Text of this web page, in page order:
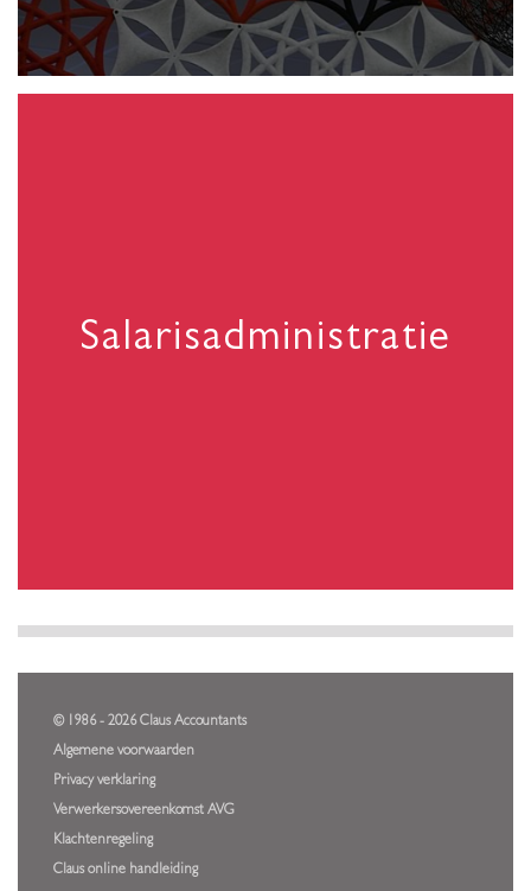
Salarisadministratie
© 1986 - 2026 Claus Accountants
Algemene voorwaarden
Privacy verklaring
Verwerkersovereenkomst AVG
Klachtenregeling
Claus online handleiding